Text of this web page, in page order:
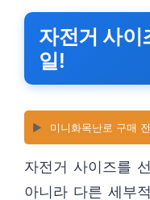
자전거 사이
일!
▶️ 미니화목난로 구매
자전거 사이즈를
아니라 다른 세부